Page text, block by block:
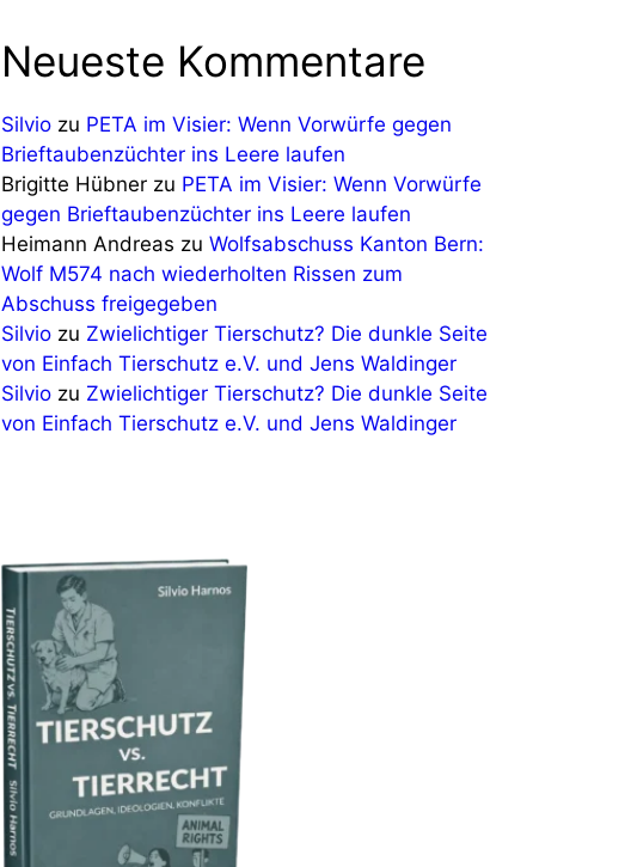
Neueste Kommentare
Silvio zu PETA im Visier: Wenn Vorwürfe gegen
Brieftaubenzüchter ins Leere laufen
Brigitte Hübner zu PETA im Visier: Wenn Vorwürfe
gegen Brieftaubenzüchter ins Leere laufen
Heimann Andreas zuWolfsabschuss Kanton Bern:
Wolf M574 nach wiederholten Rissen zum
Abschuss freigegeben
Silvio zu Zwielichtiger Tierschutz? Die dunkle Seite
von Einfach Tierschutz e.V. und Jens Waldinger
Silvio zu Zwielichtiger Tierschutz? Die dunkle Seite
von Einfach Tierschutz e.V. und Jens Waldinger